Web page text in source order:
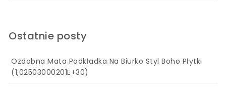
Ostatnie posty
Ozdobna Mata Podkładka Na Biurko Styl Boho Płytki
(1,02503000201E+30)